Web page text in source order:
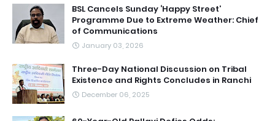
BSL Cancels Sunday ‘Happy Street’
Programme Due to Extreme Weather: Chief
of Communications
January 03, 2026
Three-Day National Discussion on Tribal
Existence and Rights Concludes in Ranchi
December 06, 2025